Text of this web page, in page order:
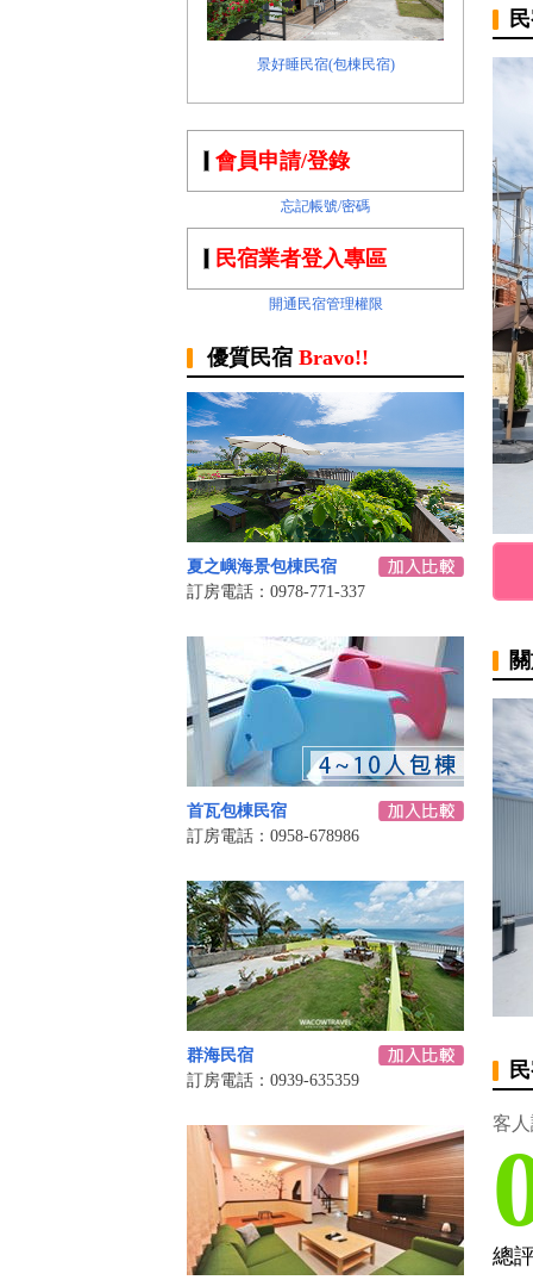
景好睡民宿(包棟民宿)
會員申請/登錄
忘記帳號/密碼
民宿業者登入專區
開通民宿管理權限
優質民宿 Bravo!!
夏之嶼海景包棟民宿
訂房電話：0978-771-337
首瓦包棟民宿
訂房電話：0958-678986
群海民宿
訂房電話：0939-635359
客
總